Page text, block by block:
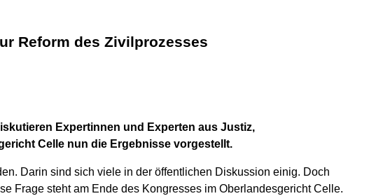
Reform des Zivilprozesses
Expertinnen und Experten aus Justiz,
Celle nun die Ergebnisse vorgestellt.
Darin sind sich viele in der öffentlichen Diskussion einig. Doch
Frage steht am Ende des Kongresses im Oberlandesgericht Celle.